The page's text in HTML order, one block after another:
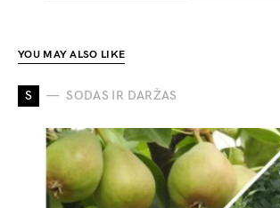
YOU MAY ALSO LIKE
S SODAS IR DARŽAS